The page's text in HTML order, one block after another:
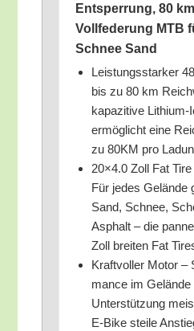
Ent­sper­rung, 80
Voll­fe­de­rung MTB
Schnee Sand
Leis­tungs­star­ker
bis zu 80 km
ka­pa­zi­ti­ve Lithi­um-
ermög­licht eine
zu 80KM pro
20×4.0 Zoll Fat
Für jedes Gelän­de
Sand, Schnee,
Asphalt – die
Zoll brei­ten Fat
Kraft­vol­ler Motor
mance im
Unter­stüt­zung
E‑Bike stei­le